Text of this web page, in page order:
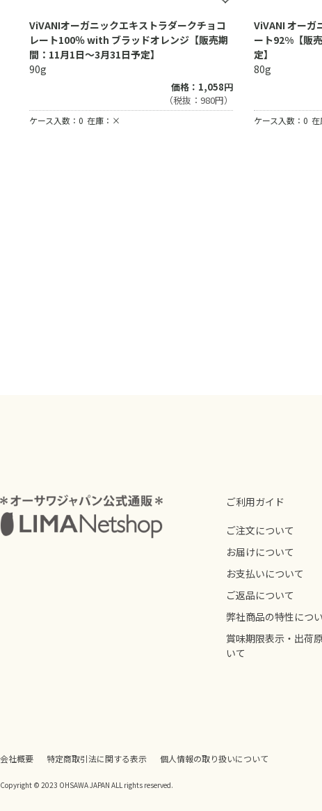
ViVANIオーガニックエキストラダークチョコ
レート100％ with ブラッドオレンジ【販売期
間：11月1日～3月31日予定】
90g
価格：1,058円
（税抜：980円）
ケース入数：0 在庫：×
ViVANI オーガ
ート92%【販
定】
80g
ケース入数：0
ご利用ガイド
ご注文について
お届けについて
お支払いについて
ご返品について
弊社商品の特性につ
賞味期限表示・出荷
いて
会社概要 特定商取引法に関する表示 個人情報の取り扱いについて
Copyright © 2023 OHSAWA JAPAN ALL rights reserved.